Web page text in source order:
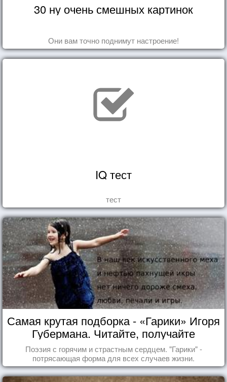
30 ну очень смешных картинок
Они вам точно поднимут настроение!
IQ тест
тест
Самая крутая подборка - «Гарики» Игоря
Губермана. Читайте, получайте
удовольствие!
Поэзия с горячим и страстным сердцем. "Гарики" -
потрясающая форма для всех случаев жизни.